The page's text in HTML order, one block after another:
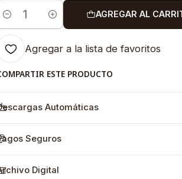
Cantidad
AGREGAR AL
Agregar a la lista de favoritos
ESTE PRODUCTO
Automáticas
Seguros
Digital